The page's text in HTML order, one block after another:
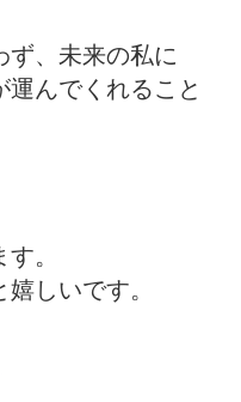
ず、未来の私に
運んでくれること
。
しいです。